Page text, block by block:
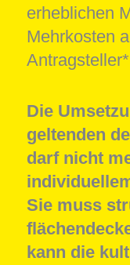
erheblichen
Mehrkosten
Die
geltenden
darf nicht
Sie muss
kann die